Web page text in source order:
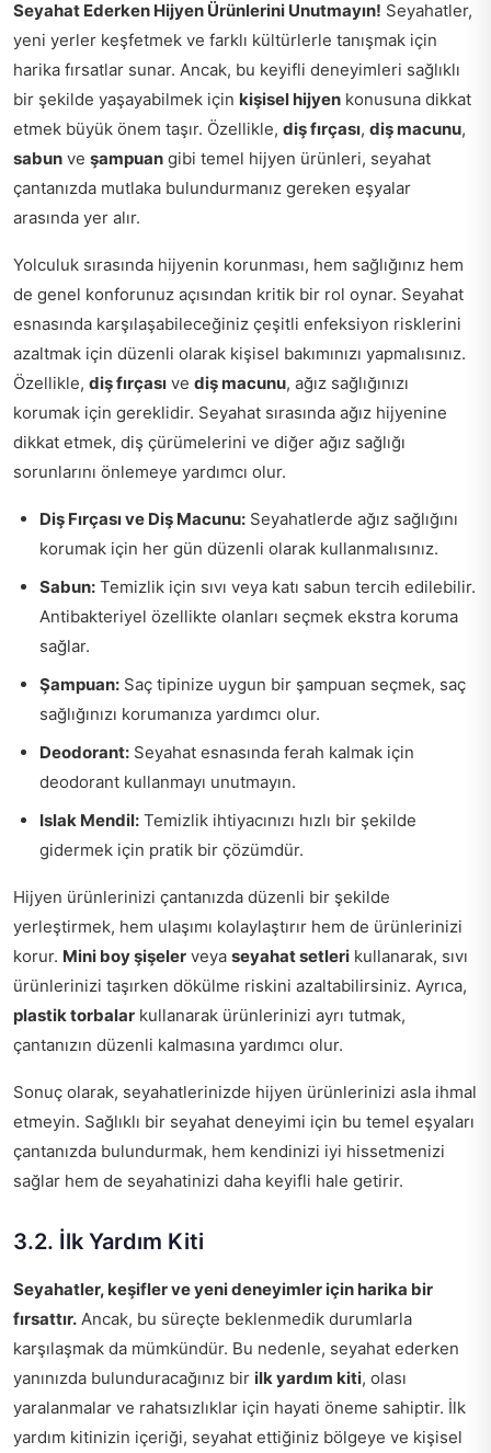
Seyahat Ederken Hijyen Ürünlerini Unutmayın! Seyahatler,
yeni yerler keşfetmek ve farklı kültürlerle tanışmak için
harika fırsatlar sunar. Ancak, bu keyifli deneyimleri sağlıklı
bir şekilde yaşayabilmek için kişisel hijyen konusuna dikkat
etmek büyük önem taşır. Özellikle, diş fırçası, diş macunu,
sabun ve şampuan gibi temel hijyen ürünleri, seyahat
çantanızda mutlaka bulundurmanız gereken eşyalar
arasında yer alır.
Yolculuk sırasında hijyenin korunması, hem sağlığınız hem
de genel konforunuz açısından kritik bir rol oynar. Seyahat
esnasında karşılaşabileceğiniz çeşitli enfeksiyon risklerini
azaltmak için düzenli olarak kişisel bakımınızı yapmalısınız.
Özellikle, diş fırçası ve diş macunu, ağız sağlığınızı
korumak için gereklidir. Seyahat sırasında ağız hijyenine
dikkat etmek, diş çürümelerini ve diğer ağız sağlığı
sorunlarını önlemeye yardımcı olur.
Diş Fırçası ve Diş Macunu: Seyahatlerde ağız sağlığını
korumak için her gün düzenli olarak kullanmalısınız.
Sabun: Temizlik için sıvı veya katı sabun tercih edilebilir.
Antibakteriyel özellikte olanları seçmek ekstra koruma
sağlar.
Şampuan: Saç tipinize uygun bir şampuan seçmek, saç
sağlığınızı korumanıza yardımcı olur.
Deodorant: Seyahat esnasında ferah kalmak için
deodorant kullanmayı unutmayın.
Islak Mendil: Temizlik ihtiyacınızı hızlı bir şekilde
gidermek için pratik bir çözümdür.
Hijyen ürünlerinizi çantanızda düzenli bir şekilde
yerleştirmek, hem ulaşımı kolaylaştırır hem de ürünlerinizi
korur. Mini boy şişeler veya seyahat setleri kullanarak, sıvı
ürünlerinizi taşırken dökülme riskini azaltabilirsiniz. Ayrıca,
plastik torbalar kullanarak ürünlerinizi ayrı tutmak,
çantanızın düzenli kalmasına yardımcı olur.
Sonuç olarak, seyahatlerinizde hijyen ürünlerinizi asla ihmal
etmeyin. Sağlıklı bir seyahat deneyimi için bu temel eşyaları
çantanızda bulundurmak, hem kendinizi iyi hissetmenizi
sağlar hem de seyahatinizi daha keyifli hale getirir.
3.2. İlk Yardım Kiti
Seyahatler, keşifler ve yeni deneyimler için harika bir
fırsattır. Ancak, bu süreçte beklenmedik durumlarla
karşılaşmak da mümkündür. Bu nedenle, seyahat ederken
yanınızda bulunduracağınız bir ilk yardım kiti, olası
yaralanmalar ve rahatsızlıklar için hayati öneme sahiptir. İlk
yardım kitinizin içeriği, seyahat ettiğiniz bölgeye ve kişisel